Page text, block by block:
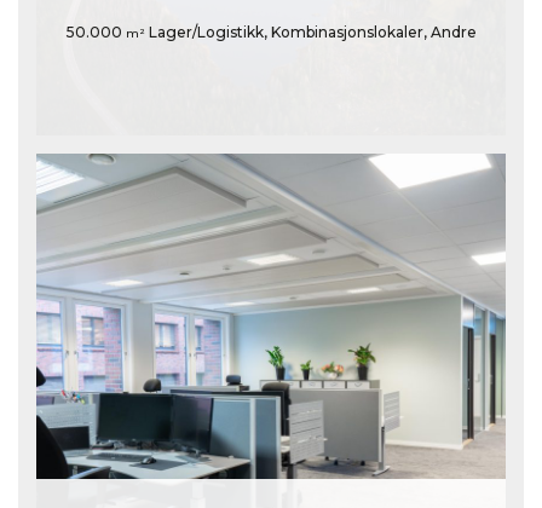
50.000 m² Lager/Logistikk, Kombinasjonslokaler, Andre